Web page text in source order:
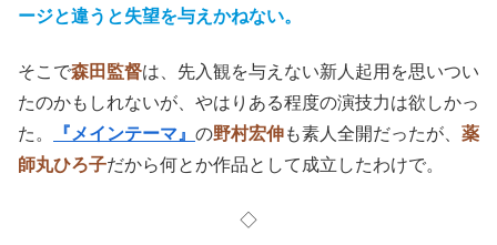
ージと違うと失望を与えかねない。
そこで森田監督は、先入観を与えない新人起用を思いつい
たのかもしれないが、やはりある程度の演技力は欲しかっ
た。
『メインテーマ』 の野村宏伸も素人全開だったが、 薬
師丸ひろ子だから何とか作品として成立したわけで。
◇